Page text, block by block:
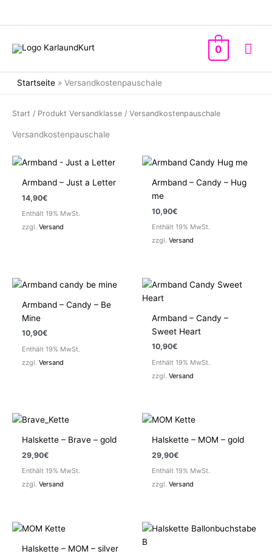
0
Startseite » Versandkostenpauschale
Start / Produkt Versandklasse / Versandkostenpauschale
Versandkostenpauschale
Armband – Just a Letter
14,90€
Enthält 19% MwSt.
zzgl.Versand
Armband – Candy – Hug
me
10,90€
Enthält 19% MwSt.
zzgl.Versand
Armband – Candy – Be
Mine
10,90€
Enthält 19% MwSt.
zzgl.Versand
Armband – Candy –
Sweet Heart
10,90€
Enthält 19% MwSt.
zzgl.Versand
Halskette – Brave – gold
29,90€
Enthält 19% MwSt.
zzgl.Versand
Halskette – MOM – gold
29,90€
Enthält 19% MwSt.
zzgl.Versand
Halskette – MOM – silver